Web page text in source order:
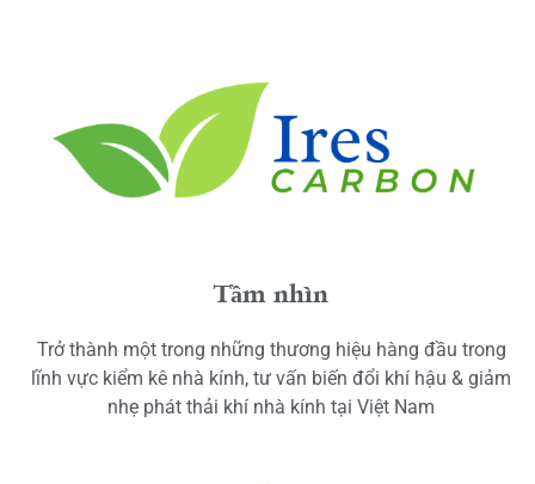
Tầm nhìn
Trở thành một trong những thương hiệu hàng đầu trong
lĩnh vực kiểm kê nhà kính, tư vấn biến đổi khí hậu & giảm
nhẹ phát thải khí nhà kính tại Việt Nam